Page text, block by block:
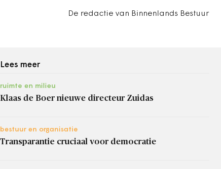
De redactie van Binnenlands Bestuur
Lees meer
ruimte en milieu
Klaas de Boer nieuwe directeur Zuidas
bestuur en organisatie
Transparantie cruciaal voor democratie